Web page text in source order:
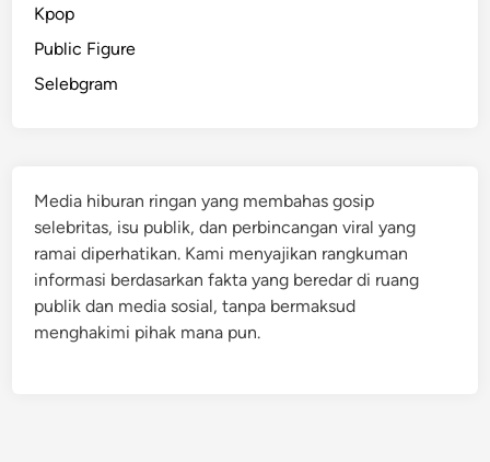
Kpop
Public Figure
Selebgram
Media hiburan ringan yang membahas gosip
selebritas, isu publik, dan perbincangan viral yang
ramai diperhatikan. Kami menyajikan rangkuman
informasi berdasarkan fakta yang beredar di ruang
publik dan media sosial, tanpa bermaksud
menghakimi pihak mana pun.